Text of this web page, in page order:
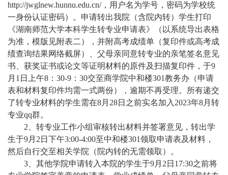
http://jwglnew.hunnu.edu.cn/，用户名为学号，密码为学校统
一身份认证密码）。申请转出我院（含院内转）学生打印
《湖南师范大学本科学生转专业申请表》（以系统导出表格
为准，模版见附表二），并附高考成绩单（复印件或高考成
绩查询结果网络截屏）、父母亲同意转专业的亲笔签名意见
书、获奖证书或论文等证明材料的原件及扫描复印件，于9
月 1 日上午8 ： 30-9 ： 30交至商学院中和楼301教务办（申请
表和材料复印件均需一式两份），逾期不再受理。所有递交
了转专业材料的学生需在8月 28日之前实名加入 2023年8月转
专业qq群。
2 、转专业工作小组审核转出材料并签署意见，转出学
生于9月 2 日下午3:00-4:00至中和楼301领取申请表及材料，
然后自行交至相关学院（院内转的无需领取）。
3 、其他学院申请转入本院的学生于9月 2 日 17:30之前将